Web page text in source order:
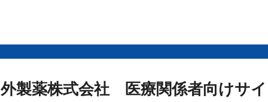
製薬株式会社 医療関係者向けサ